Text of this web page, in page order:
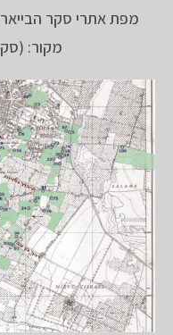
מפת אתרי סקר
מקור: (סקר